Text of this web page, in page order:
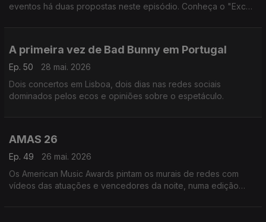
eventos há duas propostas neste episódio. Conheça o "Excel
A primeira vez de Bad Bunny em Portugal
Ep. 50
28 mai. 2026
Dois concertos em Lisboa, dois dias nas redes sociais
dominados pelos ecos e opiniões sobre o espetáculo.
AMAS 26
Ep. 49
26 mai. 2026
Os American Music Awards pintam os murais de redes com
vídeos das atuações e vencedores da noite, numa edição